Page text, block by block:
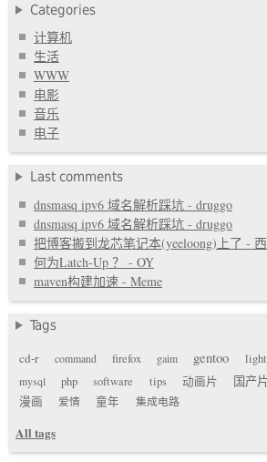
Categories
计算机
生活
WWW
电影
音乐
电子
Last comments
dnsmasq ipv6 域名解析踩坑 - druggo
dnsmasq ipv6 域名解析踩坑 - druggo
把博客搬到龙芯笔记本(yeeloong)上了 -
何为Latch-Up ？ - OY
maven构建加速 - Meme
Tags
cd-r
command firefox gaim gentoo
mysql
php software tips 动画片 国产片
漫画
爱情 童年 集成电路
All tags